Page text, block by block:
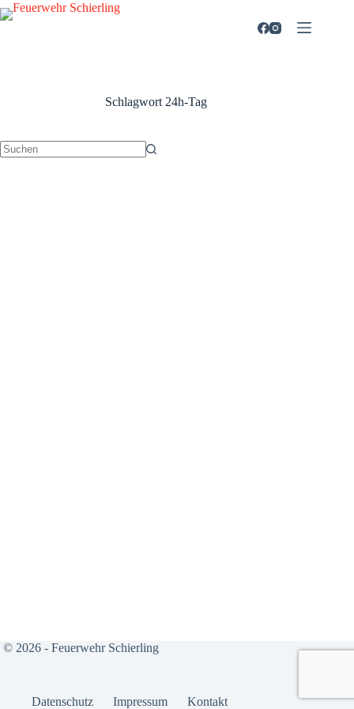
Zum
Inhalt
Schlagwort24h-Tag
© 2026 - Feuerwehr Schierling
Daten­schutz Impres­sum Kon­takt